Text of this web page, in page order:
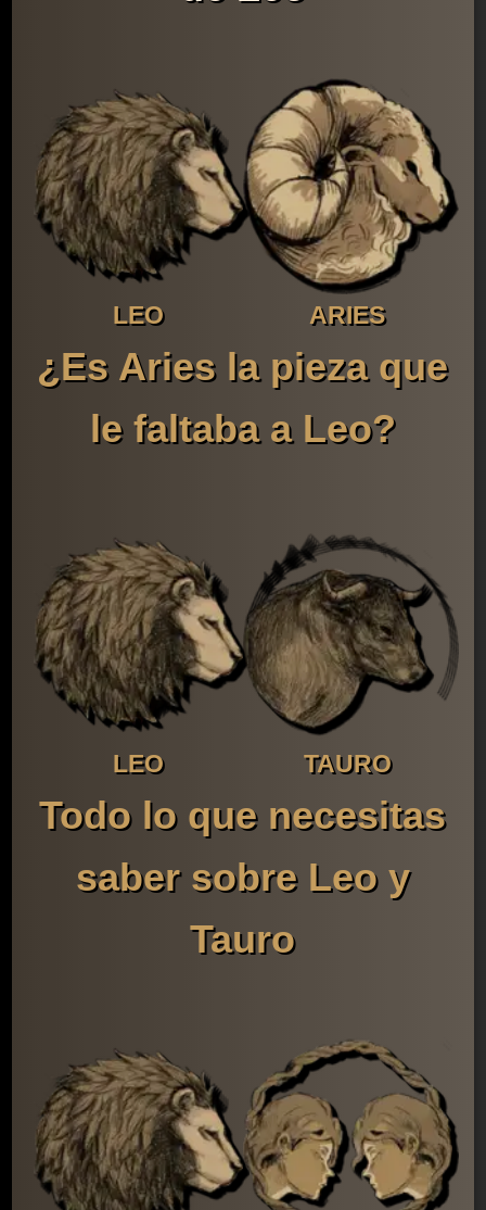
LEO ARIES
¿Es Aries la pieza que
le faltaba a Leo?
LEO TAURO
Todo lo que necesitas
saber sobre Leo y
Tauro